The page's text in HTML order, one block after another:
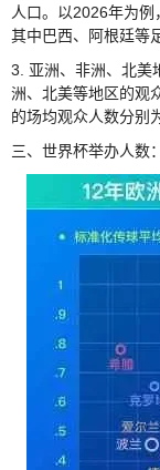
人口。以2026年为例
其中巴西、阿根廷等
3. 亚洲、非洲、北美
洲、北美等地区的观
的场均观众人数分别
三、世界杯举办人数